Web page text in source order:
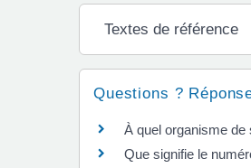
Textes de référence
Questions ?
À quel organisme
Que signifie le